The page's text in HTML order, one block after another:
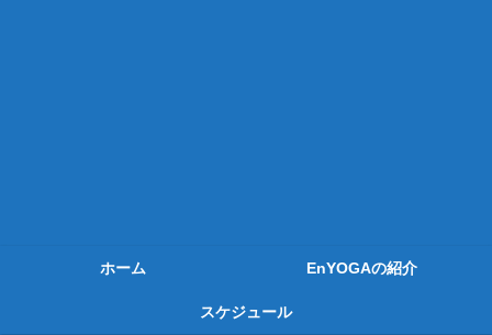
ホーム EnYOGAの紹介
スケジュール